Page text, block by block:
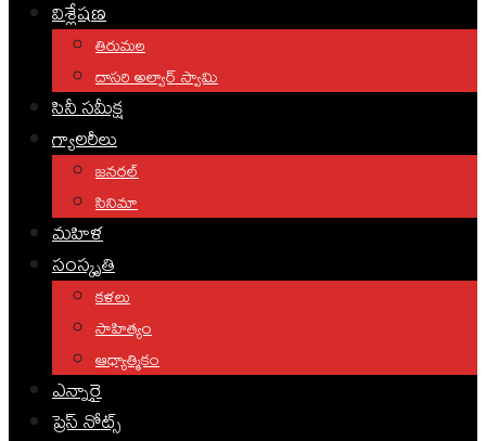
విశ్లేషణ
తిరుమల
దాసరి అల్వార్ స్వామి
సినీ సమీక్ష
గ్యాలరీలు
జనరల్
సినిమా
మహిళ
సంస్కృతి
కళలు
సాహిత్యం
ఆధ్యాత్మికం
ఎన్నారై
ప్రెస్ నోట్స్